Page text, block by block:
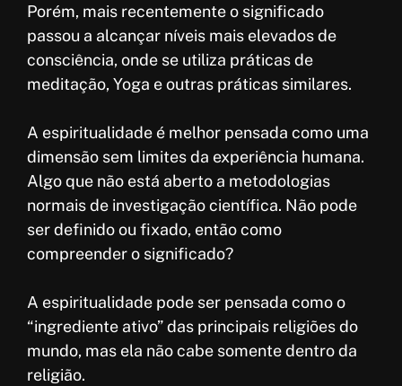
Porém, mais recentemente o significado
passou a alcançar níveis mais elevados de
consciência, onde se utiliza práticas de
meditação, Yoga e outras práticas similares.
A espiritualidade é melhor pensada como uma
dimensão sem limites da experiência humana.
Algo que não está aberto a metodologias
normais de investigação científica. Não pode
ser definido ou fixado, então como
compreender o significado?
A espiritualidade pode ser pensada como o
“ingrediente ativo” das principais religiões do
mundo, mas ela não cabe somente dentro da
religião.